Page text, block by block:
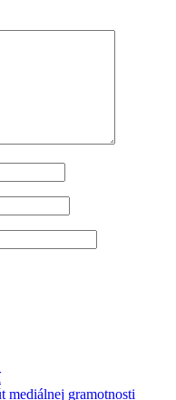
mediálnej gramotnosti